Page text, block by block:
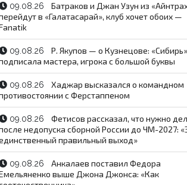
09.08.26
Батраков и Джан Узун из
в «Галатасарай», клуб хочет обоих —
09.08.26
Р. Якупов — о Кузнецове: «Сибирь»
мастера, игрока с большой буквы
09.08.26
Хаджар высказался о командном
с Ферстаппеном
09.08.26
Фетисов рассказал, что нужно
недопуска сборной России до ЧМ-2027:
правильный выход»
09.08.26
Анкалаев поставил Федора
выше Джона Джонса: «Как